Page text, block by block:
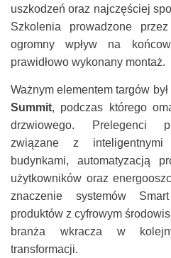
uszkodzeń oraz najczęściej
Szkolenia prowadzone
ogromny wpływ na
prawidłowo wykonany montaż.
Ważnym elementem targów
Summit, podczas którego
drzwiowego. Prelegenci
związane z inteligentnymi
budynkami, automatyzacją
użytkowników oraz
znaczenie systemów
produktów z cyfrowym
branża wkracza w
transformacji.